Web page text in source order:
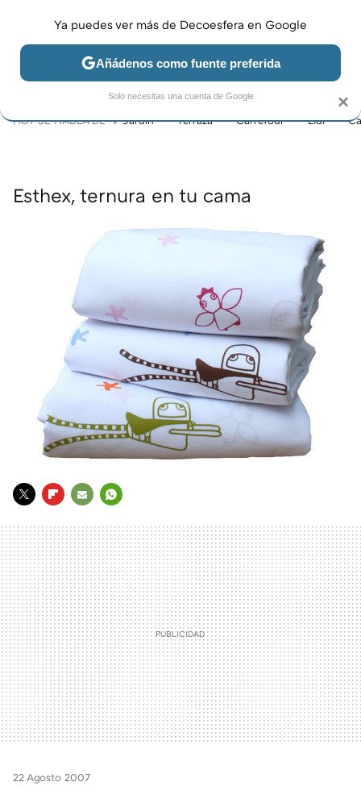
JARDÍN Y TERRAZA SALÓN DORMITORIO COCINA
HOY SE HABLA DE Jardín Terraza Carrefour Lidl
Esthex, ternura en tu cama
MAIL
22 Agosto 2007
×
Ya puedes ver más de Decoesfera en Google
Añádenos como fuente preferida
Solo necesitas una cuenta de Google